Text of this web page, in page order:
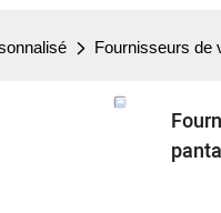
Fournisseurs de